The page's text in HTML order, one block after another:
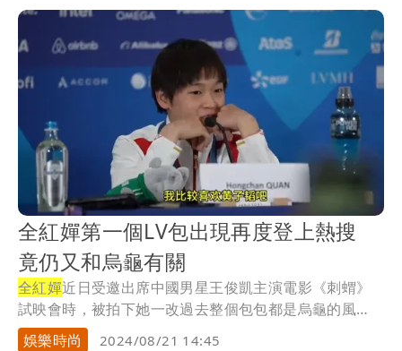
全紅嬋第一個LV包出現再度登上熱搜
竟仍又和烏龜有關
全紅嬋近日受邀出席中國男星王俊凱主演電影《刺蝟》
試映會時，被拍下她一改過去整個包包都是烏龜的風
格，拿...
娛樂時尚 2024/08/21 14:45